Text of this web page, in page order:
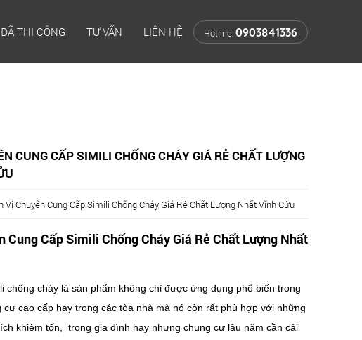
THI CÔNG TƯ VẤN LIÊN HỆ Hotline: 0903841336
CUNG CẤP SIMILI CHỐNG CHÁY GIÁ RẺ CHẤT LƯỢNG
Vị Chuyên Cung Cấp Simili Chống Cháy Giá Rẻ Chất Lượng Nhất Vĩnh Cửu
Cung Cấp Simili Chống Cháy Giá Rẻ Chất Lượng Nhất
chống cháy là sản phẩm không chỉ được ứng dụng phổ biến trong
cư cao cấp hay trong các tòa nhà mà nó còn rất phù hợp với những
khiêm tốn, trong gia đình hay nhưng chung cư lâu năm cần cải